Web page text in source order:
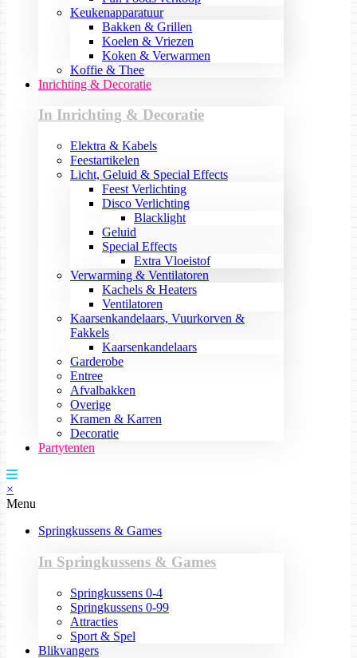
Keukenapparatuur
Bakken & Grillen
Koelen & Vriezen
Koken & Verwarmen
Koffie & Thee
Inrichting & Decoratie
In Inrichting & Decoratie
Elektra & Kabels
Feestartikelen
Licht, Geluid & Special Effects
Feest Verlichting
Disco Verlichting
Blacklight
Geluid
Special Effects
Extra Vloeistof
Verwarming & Ventilatoren
Kachels & Heaters
Ventilatoren
Kaarsenkandelaars, Vuurkorven &
Fakkels
Kaarsenkandelaars
Garderobe
Entree
Afvalbakken
Overige
Kramen & Karren
Decoratie
Partytenten
×
Menu
Springkussens & Games
In Springkussens & Games
Springkussens 0-4
Springkussens 0-99
Attracties
Sport & Spel
Blikvangers